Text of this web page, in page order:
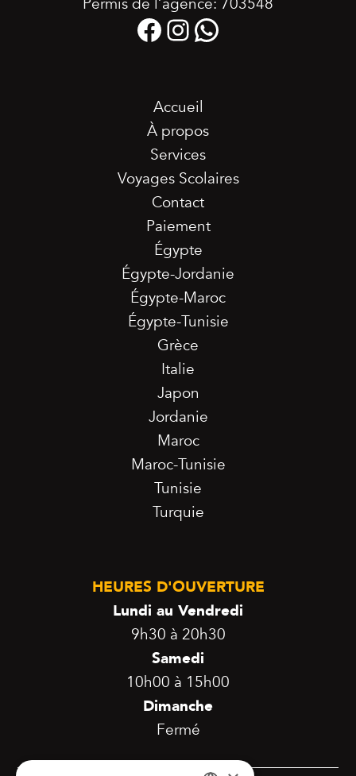
Facebook
Instagram
WhatsApp
Accueil
À propos
Services
Voyages Scolaires
Contact
Paiement
Égypte
Égypte-Jordanie
Égypte-Maroc
Égypte-Tunisie
Grèce
Italie
Japon
Jordanie
Maroc
Maroc-Tunisie
Tunisie
Turquie
HEURES D'OUVERTURE
Lundi au Vendredi
9h30 à 20h30
Samedi
10h00 à 15h00
Dimanche
Fermé